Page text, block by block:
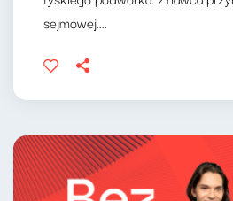
sejmowej....